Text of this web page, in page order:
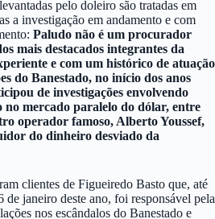
pelo doleiro são tratadas em
a investigação em andamento e com
Paludo não é um procurador
mais destacados integrantes da
e com um histórico de atuação
do Banestado, no início dos anos
de investigações envolvendo
no mercado paralelo do dólar, entre
operador famoso, Alberto Youssef,
do dinheiro desviado da
clientes de Figueiredo Basto que, até
janeiro deste ano, foi responsável pela
nos escândalos do Banestado e